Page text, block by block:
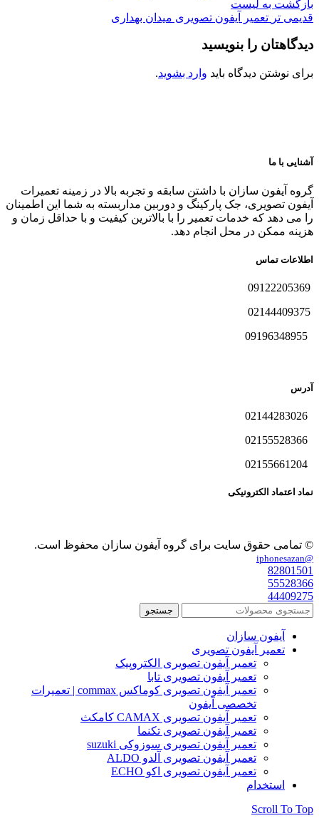
بازگشت به لیست
قدیمی تر تعمیر آیفون تصویری میدان بهداری
دیدگاهتان را بنویسید
برای نوشتن دیدگاه باید وارد بشوید.
آشنایی با ما
گروه آیفون سازان با داشتن سابقه و تجربه بالا در زمینه تعمیرات
آیفون تصویری، جک پارکینگ و دوربین مداربسته به شما این اطمینان
را می دهد که خدمات تعمیر را با بالاترین کیفیت و با حداقل زمان و
هزینه ممکن در محل انجام دهد.
اطلاعات تماس
آدرس
نماد اعتماد الکترونیکی
© تمامی حقوق سایت برای گروه آیفون سازان محفوظ است.
@iphonesazan
82801501
55528366
44409275
جستجو
آیفون سازان
تعمیر آیفون تصویری
تعمیر آیفون تصویری الکتروپیک
تعمیر آیفون تصویری تابا
تعمیر آیفون تصویری کوماکس commax | تعمیرات
تخصصی آیفون
تعمیر آیفون تصویری CAMAX کامکث
تعمیر آیفون تصویری تکنما
تعمیر آیفون تصویری سوزوکی suzuki
تعمیر آیفون تصویری آلدو ALDO
تعمیر آیفون تصویری اکو ECHO
استخدام
Scroll To Top